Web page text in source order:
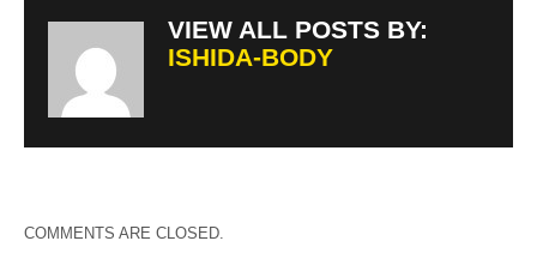
VIEW ALL POSTS BY:
ISHIDA-BODY
COMMENTS ARE CLOSED.